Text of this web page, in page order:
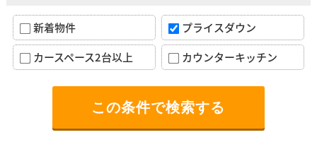
新着物件
プライスダウン
カースペース2台以上
カウンターキッチン